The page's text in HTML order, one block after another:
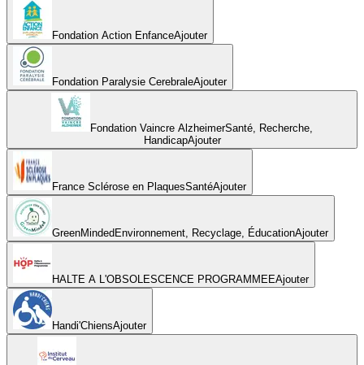
Fondation Action EnfanceAjouter
Fondation Paralysie CerebraleAjouter
Fondation Vaincre AlzheimerSanté, Recherche,
HandicapAjouter
France Sclérose en PlaquesSantéAjouter
GreenMinded Environnement, Recyclage, ÉducationAjouter
HALTE A L'OBSOLESCENCE PROGRAMMEEAjouter
Handi'ChiensAjouter